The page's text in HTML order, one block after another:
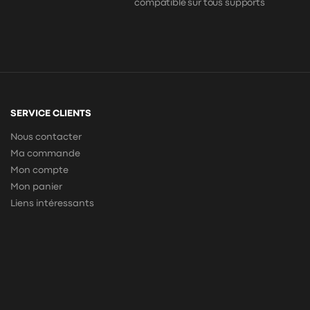
compatible sur tous supports
SERVICE CLIENTS
Nous contacter
Ma commande
Mon compte
Mon panier
Liens intéressants